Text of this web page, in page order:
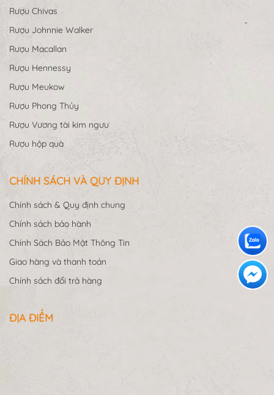
Rượu Chivas
Rượu Johnnie Walker
Rượu Macallan
Rượu Hennessy
Rượu Meukow
Rượu Phong Thủy
Rượu Vương tài kim ngưu
Rượu hộp quà
CHÍNH SÁCH VÀ QUY ĐỊNH
Chính sách & Quy định chung
Chính sách bảo hành
Chính Sách Bảo Mật Thông Tin
Giao hàng và thanh toán
Chính sách đổi trả hàng
ĐỊA ĐIỂM